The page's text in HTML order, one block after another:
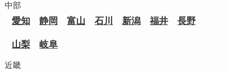
中部
愛知 静岡 富山 石川 新潟 福井 長野
山梨 岐阜
近畿